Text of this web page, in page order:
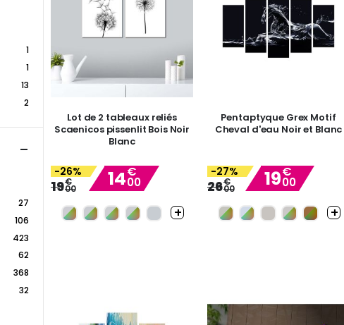
1
1
13
2
27
106
423
62
368
32
Lot de 2 tableaux reliés
Scaenicos pissenlit Bois Noir
Blanc
-26%
19€
00
Special
Price
14€
00
Pentaptyque Grex Motif
Cheval d'eau Noir et Blanc
-27%
26€
00
Special
Price
19€
00